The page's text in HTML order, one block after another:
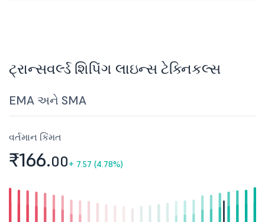
ટ્રાન્સવર્લ્ડ શિપિંગ લાઇન્સ ટેક્નિકલ્સ
EMA અને SMA
વર્તમાન કિંમત
₹166.00+ 7.57 (4.78%)